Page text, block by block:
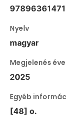
Nyelv
magyar
Megjelenés éve
2025
Egyéb
[48] o.